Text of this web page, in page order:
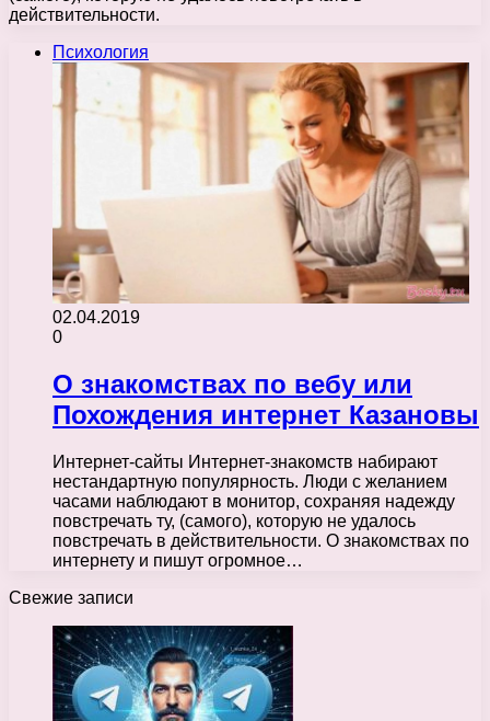
действительности.
Психология
02.04.2019
0
О знакомствах по вебу или
Похождения интернет Казановы
Интернет-сайты Интернет-знакомств набирают
нестандартную популярность. Люди с желанием
часами наблюдают в монитор, сохраняя надежду
повстречать ту, (самого), которую не удалось
повстречать в действительности. О знакомствах по
интернету и пишут огромное…
Свежие записи